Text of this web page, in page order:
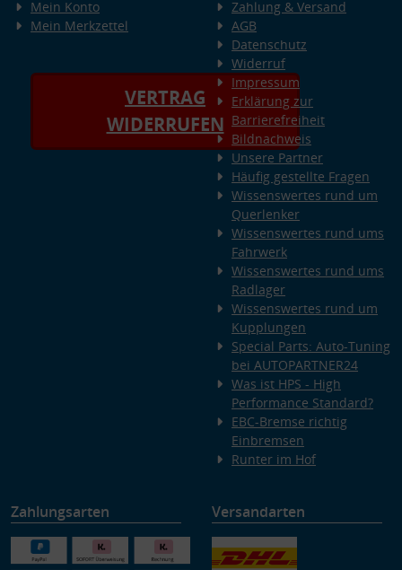
Mein Konto
Mein Merkzettel
VERTRAG
WIDERRUFEN
Zahlung & Versand
AGB
Datenschutz
Widerruf
Impressum
Erklärung zur
Barrierefreiheit
Bildnachweis
Unsere Partner
Häufig gestellte Fragen
Wissenswertes rund um
Querlenker
Wissenswertes rund ums
Fahrwerk
Wissenswertes rund ums
Radlager
Wissenswertes rund um
Kupplungen
Special Parts: Auto-Tuning
bei AUTOPARTNER24
Was ist HPS - High
Performance Standard?
EBC-Bremse richtig
Einbremsen
Runter im Hof
Zahlungsarten Versandarten